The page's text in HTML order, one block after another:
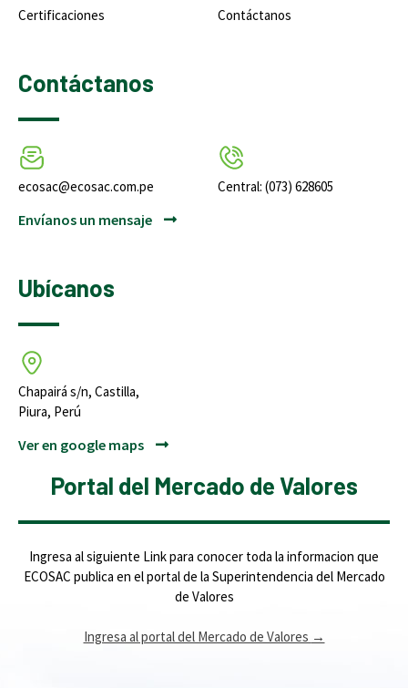
Certificaciones
Contáctanos
Contáctanos
ecosac@ecosac.com.pe Central: (073) 628605
Envíanos un mensaje
Ubícanos
Chapairá s/n, Castilla,
Piura, Perú
Ver en google maps
Portal del Mercado de Valores
Ingresa al siguiente Link para conocer toda la informacion que
ECOSAC publica en el portal de la Superintendencia del Mercado
de Valores
Ingresa al portal del Mercado de Valores →